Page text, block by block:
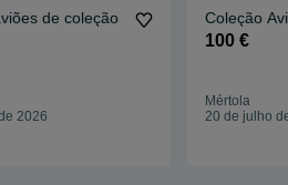
de coleção
2026
Coleção
100 €
Mértola
20 de julho